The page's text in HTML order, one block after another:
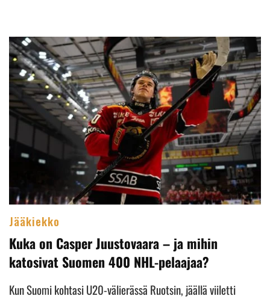
Jääkiekko
Kuka on Casper Juustovaara – ja mihin
katosivat Suomen 400 NHL-pelaajaa?
Kun Suomi kohtasi U20-välierässä Ruotsin, jäällä viiletti